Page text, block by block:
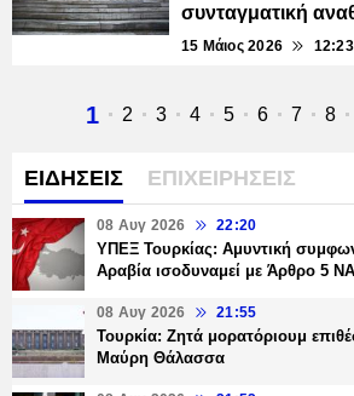
συνταγματική
15 Μάιος 2026 12:23
Τρέχουσα
1 Σελίδα
2 Σελίδα
3 Σελίδα
4 Σελίδα
5 Σελίδα
6 Σελίδα
7 8
ΕΙΔΗΣΕΙΣ ΕΠΙΧΕΙΡΗΣΕΙΣ
08 Αυγ 2026 22:20
ΥΠΕΞ Τουρκίας: Αμυντική
Αραβία ισοδυναμεί με Άρθρο 5
08 Αυγ 2026 21:55
Τουρκία: Ζητά μορατόριουμ
Μαύρη Θάλασσα